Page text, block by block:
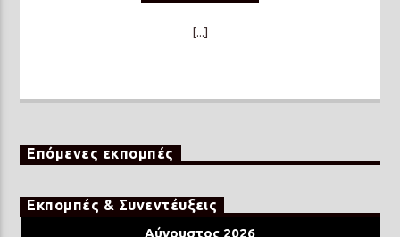
[...]
Επόμενες εκπομπές
Εκπομπές & Συνεντέυξεις
Αύγουστος 2026